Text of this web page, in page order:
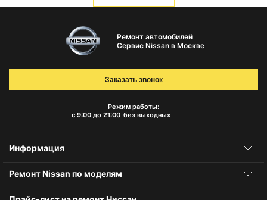
Ремонт автомобилей
Сервис Nissan в Москве
Режим работы:
с 9:00 до 21:00 без выходных
Заказать звонок
Информация
Ремонт Nissan по моделям